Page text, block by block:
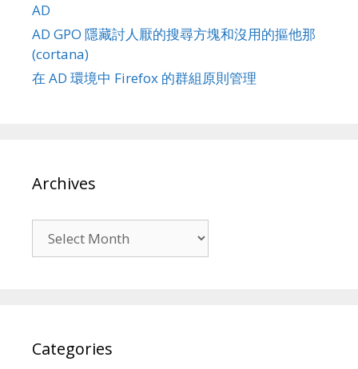
AD
AD GPO 隱藏討人厭的搜尋方塊和沒用的摳他那
(cortana)
在 AD 環境中 Firefox 的群組原則管理
Archives
Categories